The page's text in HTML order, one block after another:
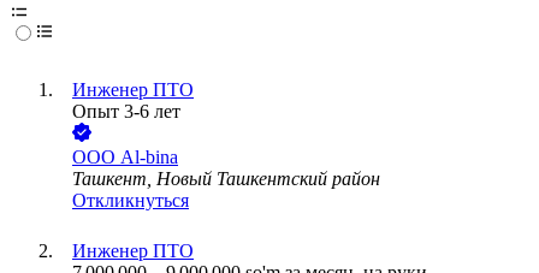
Инженер ПТО
Опыт 3-6 лет
ООО Al-bina
Ташкент, Новый Ташкентский район
Откликнуться
Инженер ПТО